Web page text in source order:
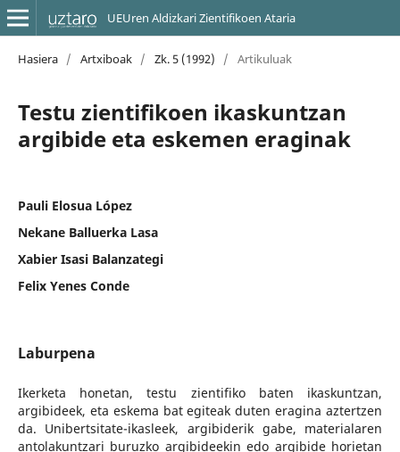
UEUren Aldizkari Zientifikoen Ataria
Hasiera / Artxiboak / Zk. 5 (1992) / Artikuluak
Testu zientifikoen ikaskuntzan
argibide eta eskemen eraginak
Pauli Elosua López
Nekane Balluerka Lasa
Xabier Isasi Balanzategi
Felix Yenes Conde
Laburpena
Ikerketa honetan, testu zientifiko baten ikaskuntzan,
argibideek, eta eskema bat egiteak duten eragina aztertzen
da. Unibertsitate-ikasleek, argibiderik gabe, materialaren
antolakuntzari buruzko argibideekin edo argibide horietan